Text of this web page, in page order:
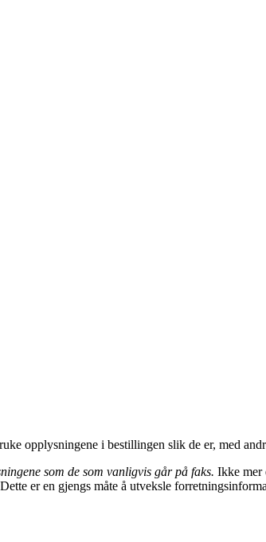
opplysningene i bestillingen slik de er, med
som de som vanligvis går på faks. Ikke mer
er en gjengs måte å utveksle